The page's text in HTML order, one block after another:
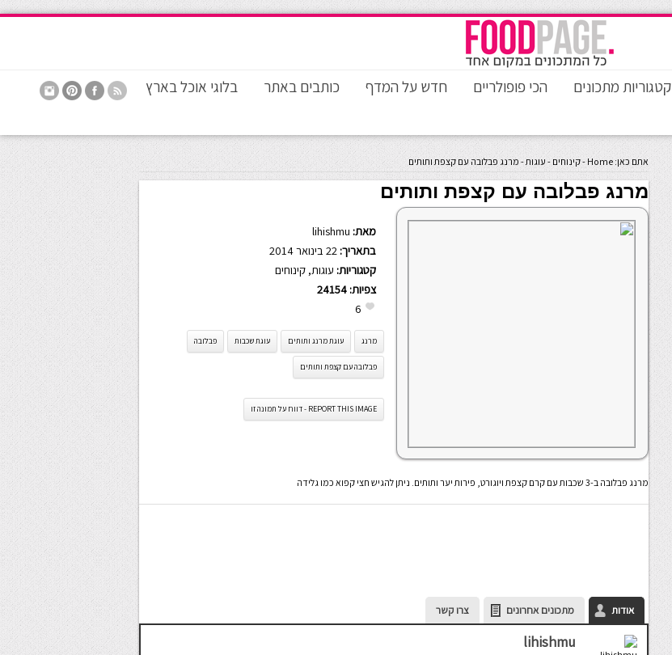
קטגוריות מתכונים הכי פופולריים חדש על המדף כותבים באתר בלוגי אוכל בארץ
אתם כאן: Home
-קינוחים - עוגות- מרנג פבלובה עם קצפת ותותים
מרנג פבלובה עם קצפת ותותים
מאת: lihishmu
בתאריך:
קטגוריות: עוגות, קינוחים
צפיות: 24154
6
מרנג עוגת מרנג ותותים עוגת שכבות פבלובה
פבלובה עם קצפת ותותים
REPORT THIS IMAGE - דווח על תמונה זו
מרנג פבלובה ב-3 שכבות עם קרם קצפת ויוגורט, פירות יער ותותים. ניתן להגיש חצי קפוא כמו גלידה
אודות מתכונים אחרונים צרו קשר
lihishmu